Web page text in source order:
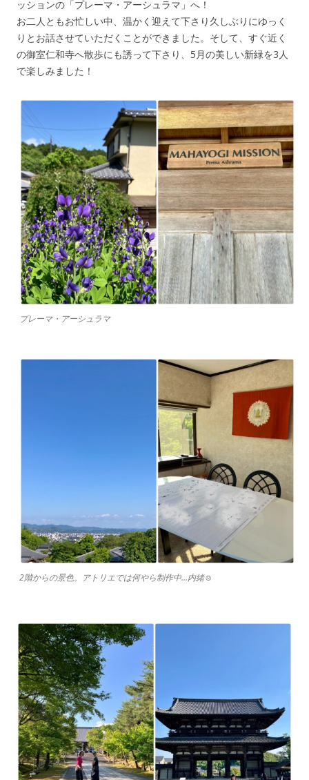
ッションの「プレーマ・アーシュラマ」へ！
お二人ともお忙しい中、温かく迎えて下さり久しぶりにゆっく
りとお話させていただくことができました。そして、すぐ近く
の御室仁和寺へ散歩にも誘って下さり、5月の美しい新緑を3人
で楽しみました！
プレーマ・アーシュラマ
2階からの景色。アトリエでは何やら制作中…内緒☺︎